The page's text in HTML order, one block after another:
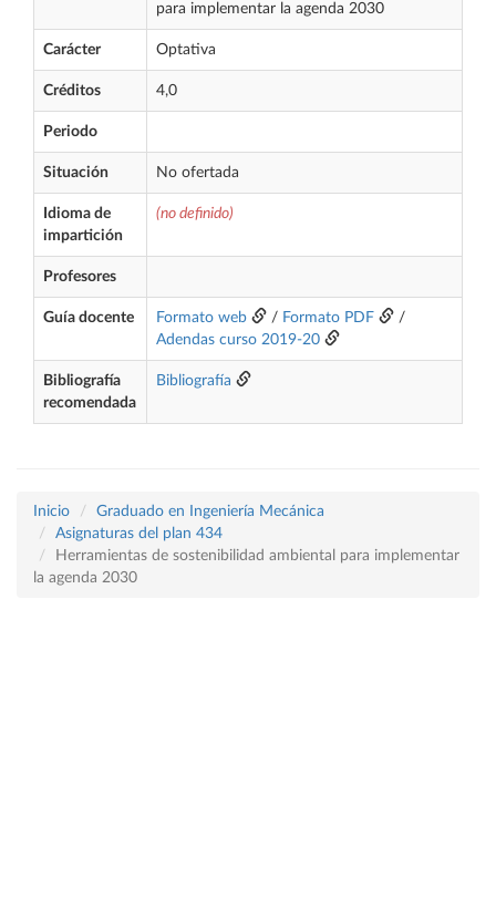
para implementar la agenda 2030
Carácter Optativa
Créditos 4,0
Periodo
Situación No ofertada
Idioma de
impartición
(no definido)
Profesores
Guía docente Formato web / Formato PDF
/
Adendas curso 2019-20
Bibliografía
recomendada
Bibliografía
Inicio
Graduado en Ingeniería Mecánica
Asignaturas del plan 434
Herramientas de sostenibilidad ambiental para implementar
la agenda 2030